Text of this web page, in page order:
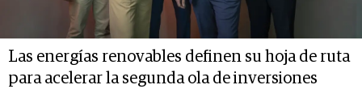
Las energías renovables definen su hoja de ruta
para acelerar la segunda ola de inversiones